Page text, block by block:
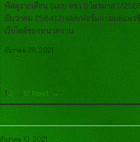
พัสดุรายเดือน (แบบ สขร.1) ไตรมาส 1/
ธันวาคม 2564)3) แบบฟอร์มการเผยแพ
เว็บไซต์ของหน่วยงาน
ธันวาคม 29, 2021
1 2 … 12 Next →
ธันวาคม 10, 2021